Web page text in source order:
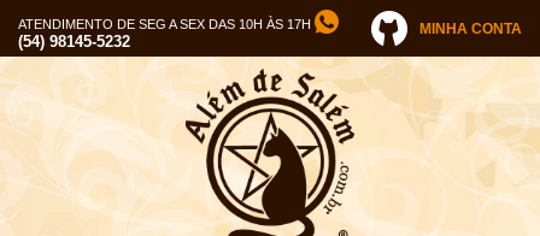
ATENDIMENTO DE SEG A SEX DAS 10H ÀS 17H
(54) 98145-5232
MINHA CONTA